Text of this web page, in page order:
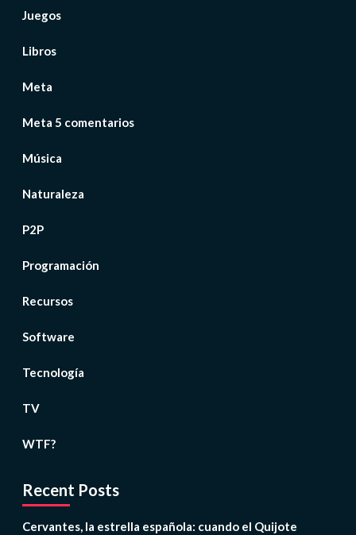
Juegos
Libros
Meta
Meta 5 comentarios
Música
Naturaleza
P2P
Programación
Recursos
Software
Tecnología
TV
WTF?
Recent Posts
Cervantes, la estrella española: cuando el Quijote